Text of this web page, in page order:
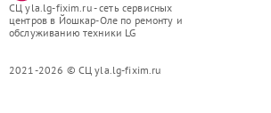
СЦ yla.lg-fixim.ru - сеть сервисных
центров в Йошкар-Оле по ремонту и
обслуживанию техники LG
2021-2026 © СЦ yla.lg-fixim.ru